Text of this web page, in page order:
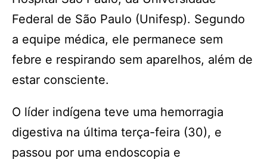
Federal de São Paulo (Unifesp). Segundo
a equipe médica, ele permanece sem
febre e respirando sem aparelhos, além de
estar consciente.
O líder indígena teve uma hemorragia
digestiva na última terça-feira (30), e
passou por uma endoscopia e